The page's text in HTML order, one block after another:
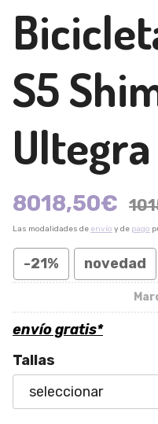
S5
8018,50€
Las modalidades de envío y de pago
-21% novedad
envío gratis*
Tallas